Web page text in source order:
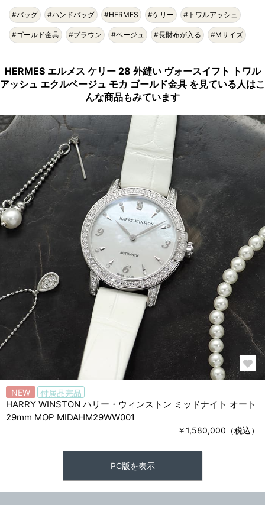
#バッグ #ハンドバッグ #HERMES #ケリー #トワルアッシュ
#ゴールド金具 #ブラウン #ベージュ #長財布が入る #Mサイズ
HERMES エルメス ケリー 28 外縫い ヴォースイフト トワル
アッシュ エクルベージュ モカ ゴールド金具 を見ている人はこ
んな商品もみています
NEW 付属品完品
HARRY WINSTON ハリー・ウィンストン ミッドナイト オート
29mm MOP MIDAHM29WW001
￥1,580,000（税込）
PC版を表示